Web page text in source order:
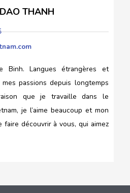
THANH
Binh. Langues étrangères et
passions depuis longtemps
que je travaille dans le
je l’aime beaucoup et mon
découvrir à vous, qui aimez